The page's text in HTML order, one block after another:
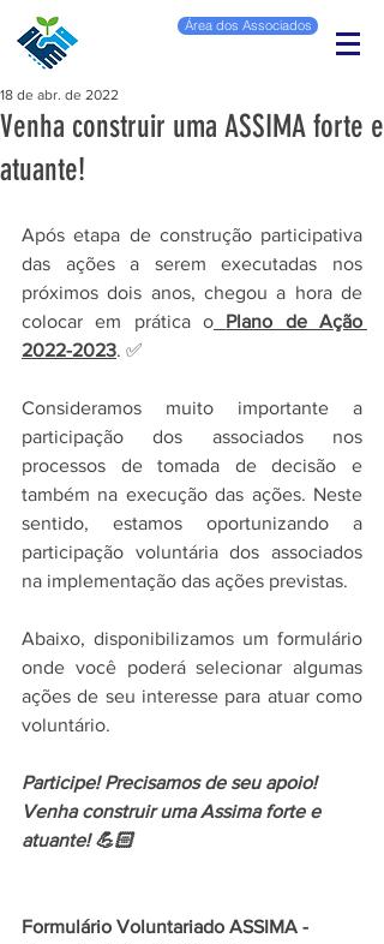
Área dos Associados
Venha construir uma ASSIMA forte e
atuante!
18 de abr. de 2022
Após etapa de construção participativa
das ações a serem executadas nos
próximos dois anos, chegou a hora de
colocar em prática o
Plano de Ação
2022-2023. ✅
Consideramos muito importante a
participação dos associados nos
processos de tomada de decisão e
também na execução das ações. Neste
sentido, estamos oportunizando a
participação voluntária dos associados
na implementação das ações previstas.
Abaixo, disponibilizamos um formulário
onde você poderá selecionar algumas
ações de seu interesse para atuar como
voluntário.
Participe! Precisamos de seu apoio!
Venha construir uma Assima forte e
atuante! 💪🏻
Formulário Voluntariado ASSIMA -